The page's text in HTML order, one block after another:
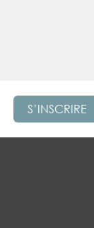
S’INSCRIRE